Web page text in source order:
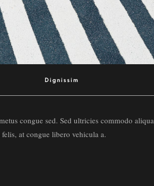
Dignissim
congue sed. Sed ultricies commodo
at congue libero vehicula a.